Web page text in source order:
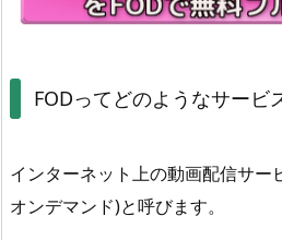
FODってどのようなサービ
インターネット上の動画配信サー
オンデマンド)と呼びます。